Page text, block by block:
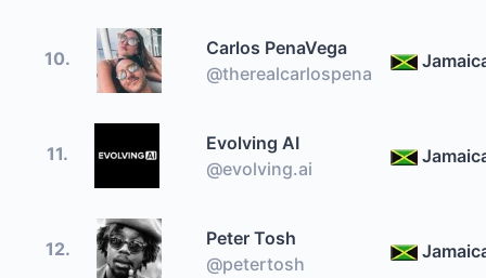
10.
Carlos PenaVega
@therealcarlospena
11.
Evolving AI
@evolving.ai
12.
Peter Tosh
@petertosh